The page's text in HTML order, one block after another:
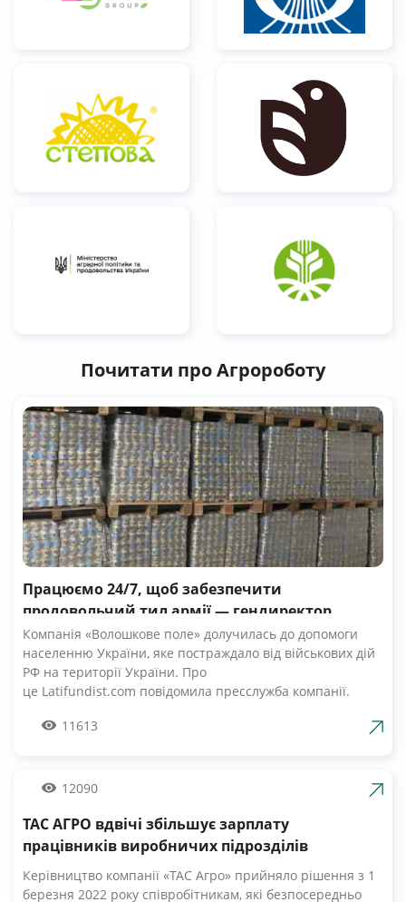
Почитати про Агророботу
Працюємо 24/7, щоб забезпечити
продовольчий тил армії — гендиректор
компанії Волошкове поле
Компанія «Волошкове поле» долучилась до допомоги
населенню України, яке постраждало від військових дій
РФ на території України. Про
це Latifundist.com повідомила пресслужба компанії.
Вже шосту добу наші Збройні Сили героїчно стримують
армії», — зазначив Андрій Табалов, генеральний
Компанія «Волошкове поле» вже відправила понад 10 т
молока для забезпечення біженців та тероборони в
можливість безкоштовно отримати пастеризоване
11613
12090
ТАС АГРО вдвічі збільшує зарплату
працівників виробничих підрозділів
Керівництво компанії «ТАС Агро» прийняло рішення з 1
березня 2022 року співробітникам, які безпосередньо